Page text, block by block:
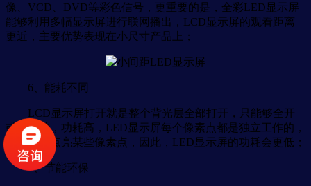
像、VCD、DVD等彩色信号，更重要的是，全彩LED显示屏
能够利用多幅显示屏进行联网播出，LCD显示屏的观看距离
更近，主要优势表现在小尺寸产品上；
6、能耗不同
LCD显示屏打开就是整个背光层全部打开，只能够全开
或者全关，功耗高，LED显示屏每个像素点都是独立工作的，
能够单独点亮某些像素点，因此，LED显示屏的功耗会更低；
7、节能环保